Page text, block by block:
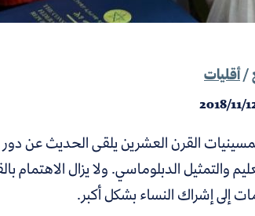
/أقليات
2018/11/
القرن العشرين يلقى الحديث عن دور
والتمثيل الدبلوماسي. ولا يزال
إلى إشراك النساء بشكل أكبر.